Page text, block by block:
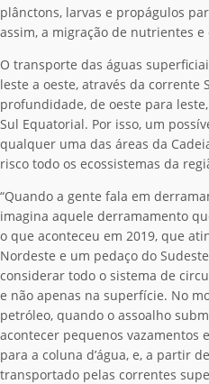
plânctons, larvas e propágulos
assim, a migração de nutrientes
O transporte das águas
leste a oeste, através da corrente
profundidade, de oeste para
Sul Equatorial. Por isso, um
qualquer uma das áreas da
risco todo os ecossistemas da
“Quando a gente fala em
imagina aquele derramamento
o que aconteceu em 2019, que
Nordeste e um pedaço do
considerar todo o sistema de
e não apenas na superfície. No
petróleo, quando o assoalho
acontecer pequenos vazamentos
para a coluna d’água, e, a partir
transportado pelas correntes